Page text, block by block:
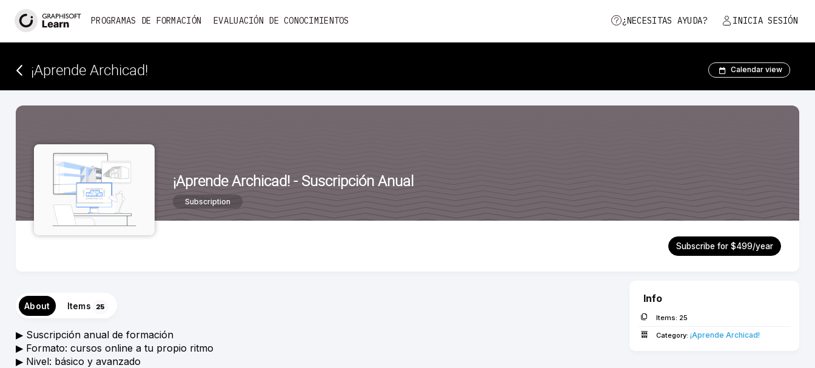
PROGRAMAS DE FORMACIÓN EVALUACIÓN DE CONOCIMIENTOS ¿NECESITAS AYUDA? INICIA SESIÓN
¡Aprende Archicad!­ Calendar view
¡Aprende Archicad! - Suscripción Anual
Subscription
Subscribe for $499/year
About Items 25
▶︎ Suscripción anual de formación
▶︎ Formato: cursos online a tu propio ritmo
▶︎ Nivel: básico y avanzado
Info
Items: 25
Category: ¡Aprende Archicad!­